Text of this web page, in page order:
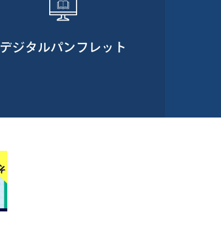
デジタルパンフレット